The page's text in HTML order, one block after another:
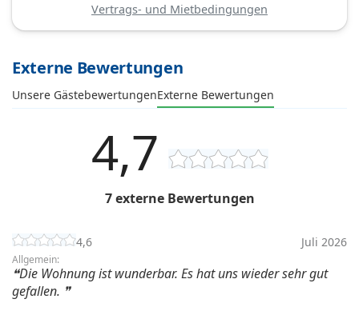
Vertrags- und Mietbedingungen
Externe Bewertungen
Unsere GästebewertungenExterne Bewertungen
4,7
7 externe Bewertungen
4,6 Juli 2026
Allgemein:
Die Wohnung ist wunderbar. Es hat uns wieder sehr gut
gefallen.